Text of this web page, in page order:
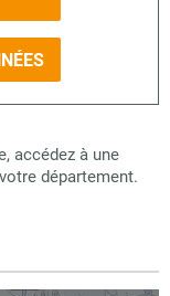
accédez à une
département.